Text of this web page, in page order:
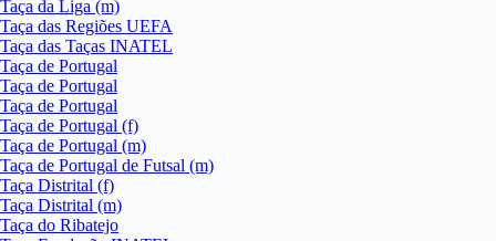
Taça da Liga (m)
Taça das Regiões UEFA
Taça das Taças INATEL
Taça de Portugal
Taça de Portugal
Taça de Portugal
Taça de Portugal (f)
Taça de Portugal (m)
Taça de Portugal de Futsal (m)
Taça Distrital (f)
Taça Distrital (m)
Taça do Ribatejo